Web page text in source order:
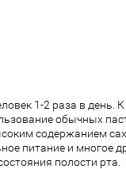
1-2 раза в день.
обычных
содержанием
питание и многое
полости рта.